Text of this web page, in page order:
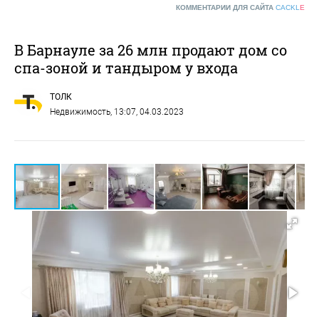
КОММЕНТАРИИ ДЛЯ САЙТА CACKL E
В Барнауле за 26 млн продают дом со
спа-зоной и тандыром у входа
ТОЛК
Недвижимость , 13:07, 04.03.2023